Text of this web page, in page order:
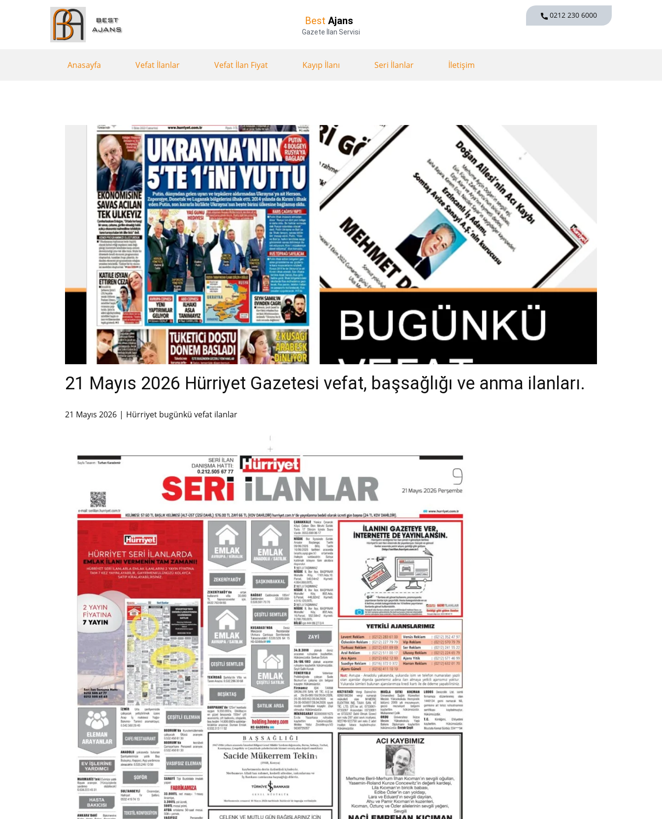
Best Ajans
Gazete İlan Servisi
0212 230 6000
Anasayfa Vefat İlanlar Vefat İlan Fiyat Kayıp İlanı Seri İlanlar İletişim
21 Mayıs 2026 Hürriyet Gazetesi vefat, başsağlığı ve anma ilanları.
21 Mayıs 2026 Hürriyet bugünkü vefat ilanlar